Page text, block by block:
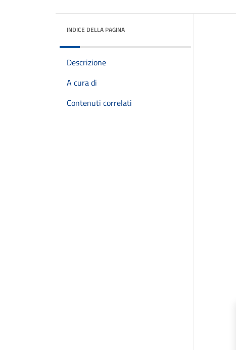
INDICE DELLA PAGINA
Descrizione
A cura di
Contenuti correlati